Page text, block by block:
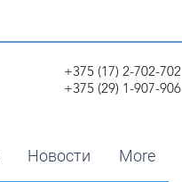
+375 (17) 2-702-702
+375 (29) 1-907-906
Новости More